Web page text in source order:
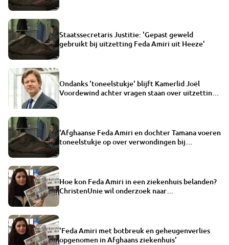
Staatssecretaris Justitie: 'Gepast geweld
gebruikt bij uitzetting Feda Amiri uit Heeze'
Ondanks 'toneelstukje' blijft Kamerlid Joël
Voordewind achter vragen staan over uitzetting
'Afghaanse Feda Amiri en dochter Tamana voeren
toneelstukje op over verwondingen bij
Hoe kon Feda Amiri in een ziekenhuis belanden?
ChristenUnie wil onderzoek naar
'Feda Amiri met botbreuk en geheugenverlies
opgenomen in Afghaans ziekenhuis'